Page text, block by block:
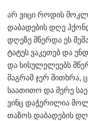
არ ვიცი როდის
დაბადების დღე
დღეზე მწერდა ეს
ტატუს ვაკეთებ და
და სისულელეებს
მაგრამ ჯერ მითხრა,
საათითო და მერე
ვინც დაჭერილია
თაზოს დაბადების